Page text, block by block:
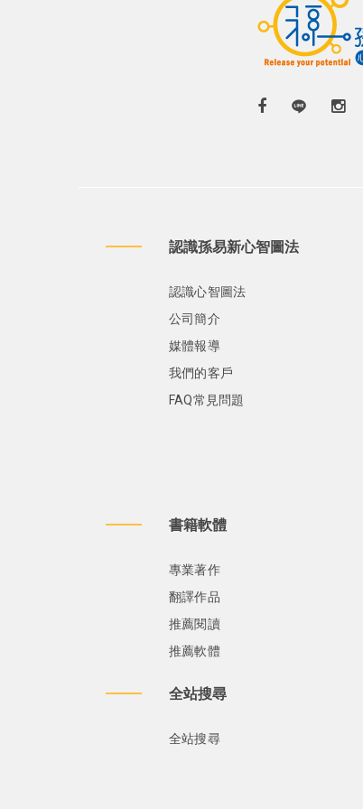
認識孫易新心智圖法
認識心智圖法
公司簡介
媒體報導
我們的客戶
FAQ常見問題
書籍軟體
專業著作
翻譯作品
推薦閱讀
推薦軟體
全站搜尋
全站搜尋